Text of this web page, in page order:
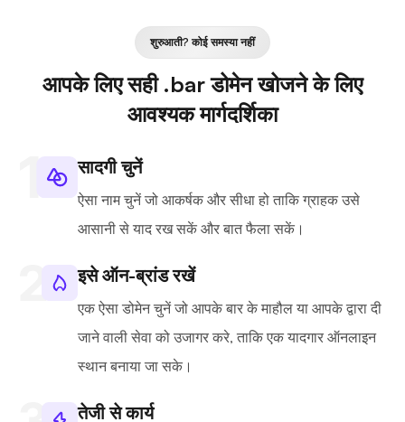
शुरुआती? कोई समस्या नहीं
आपके लिए सही .bar डोमेन खोजने के लिए
आवश्यक मार्गदर्शिका
सादगी चुनें
ऐसा नाम चुनें जो आकर्षक और सीधा हो ताकि ग्राहक उसे
आसानी से याद रख सकें और बात फैला सकें।
इसे ऑन-ब्रांड रखें
एक ऐसा डोमेन चुनें जो आपके बार के माहौल या आपके द्वारा दी
जाने वाली सेवा को उजागर करे, ताकि एक यादगार ऑनलाइन
स्थान बनाया जा सके।
तेजी से कार्य